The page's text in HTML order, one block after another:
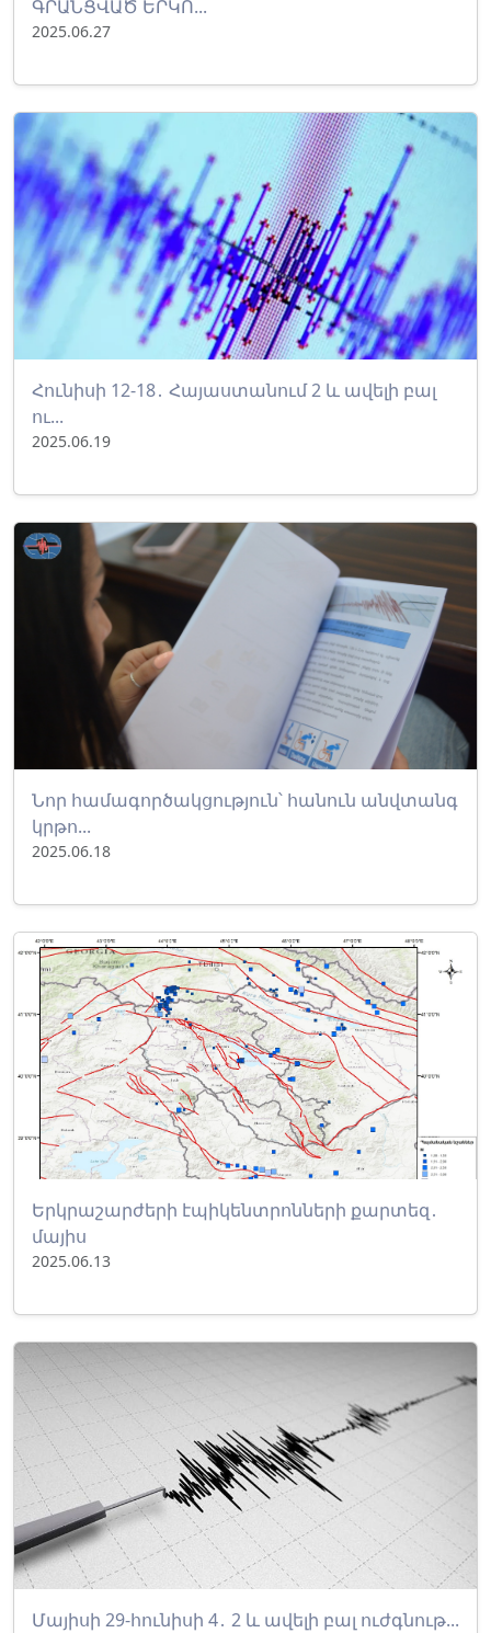
ԳՐԱՆՑՎԱԾ ԵՐԿՈ...
2025.06.27
Հունիսի 12-18․ Հայաստանում 2 և ավելի բալ
ու...
2025.06.19
Նոր համագործակցություն՝ հանուն անվտանգ
կրթո...
2025.06.18
Երկրաշարժերի էպիկենտրոնների քարտեզ․
մայիս
2025.06.13
Մայիսի 29-հունիսի 4․ 2 և ավելի բալ ուժգնութ...